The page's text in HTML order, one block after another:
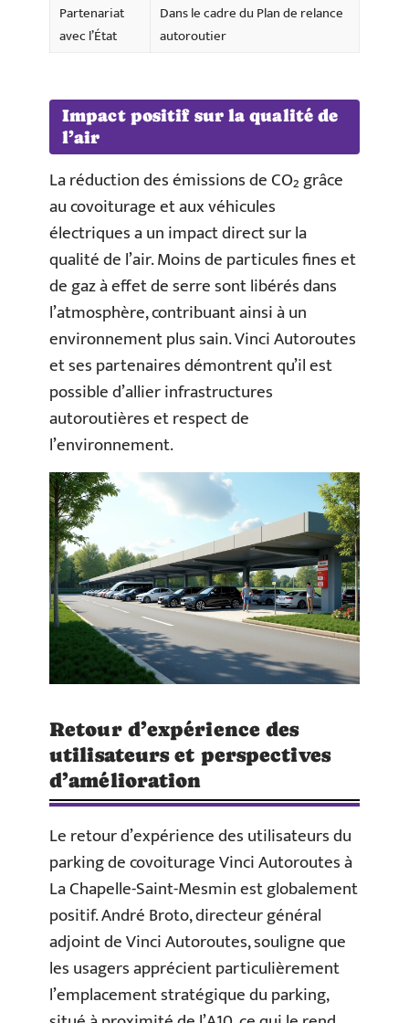
Partenariat
avec l’État
Dans le cadre du Plan de relance
autoroutier
Impact positif sur la qualité de
l’air
La réduction des émissions de CO₂ grâce
au covoiturage et aux véhicules
électriques a un impact direct sur la
qualité de l’air. Moins de particules fines et
de gaz à effet de serre sont libérés dans
l’atmosphère, contribuant ainsi à un
environnement plus sain. Vinci Autoroutes
et ses partenaires démontrent qu’il est
possible d’allier infrastructures
autoroutières et respect de
l’environnement.
Retour d’expérience des
utilisateurs et perspectives
d’amélioration
Le retour d’expérience des utilisateurs du
parking de covoiturage Vinci Autoroutes à
La Chapelle-Saint-Mesmin est globalement
positif. André Broto, directeur général
adjoint de Vinci Autoroutes, souligne que
les usagers apprécient particulièrement
l’emplacement stratégique du parking,